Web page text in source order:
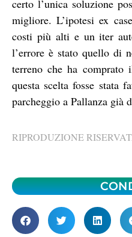
certo l’unica soluzione
migliore. L’ipotesi ex
costi più alti e un iter
l’errore è stato quello di
terreno che ha
questa scelta fosse stata
parcheggio a Pallanza già
RIPRODUZIONE